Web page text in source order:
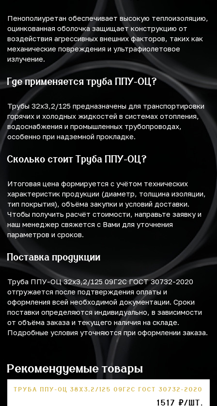
Пенополиуретан обеспечивает высокую теплоизоляцию,
оцинкованная оболочка защищает конструкцию от
воздействия агрессивных внешних факторов, таких как
механические повреждения и ультрафиолетовое
излучение.
Где применяется труба ППУ-ОЦ?
Трубы 32х3,2/125 предназначены для транспортировки
горячих и холодных жидкостей в системах отопления,
водоснабжения и промышленных трубопроводах,
особенно при надземной прокладке.
Сколько стоит Труба ППУ-ОЦ?
Итоговая цена формируется с учётом технических
характеристик продукции (диаметр, толщина изоляции,
тип покрытия), объёма закупки и условий доставки.
Чтобы получить расчёт стоимости, направьте заявку и
наш менеджер свяжется с Вами для уточнения
параметров и сроков.
Поставка продукции
Труба ППУ-ОЦ 32х3,2/125 09Г2С ГОСТ 30732-2020
отгружается после подтверждения оплаты и
оформления всей необходимой документации. Сроки
поставки определяются индивидуально, в зависимости
от объёма заказа и текущего наличия на складе.
Подробные условия уточняются при оформлении заказа.
Рекомендуемые товары
ТРУБА ППУ-ОЦ 38Х3,2/125 09Г2С ГОСТ 30732-2020
1517 ₽/ШТ.